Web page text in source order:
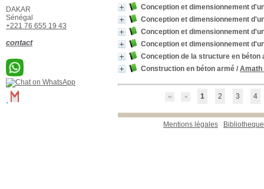
Conception et dimensionnement
Conception et dimensionnement
Conception et dimensionnement
Conception et dimensionnement
Conception de la structure en béton
Construction en béton armé / Amath
1 2 3 4
Mentions légales
DAKAR
Sénégal
+221 76 655 19 43
contact